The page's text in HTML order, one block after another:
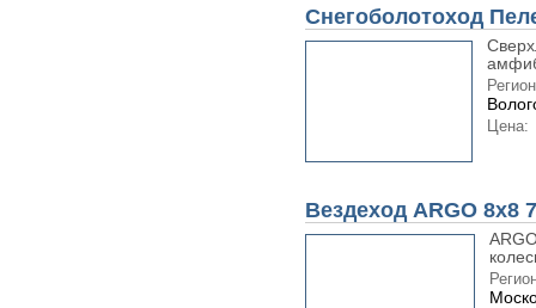
Снегоболотоход
Цена:
Вездеход ARGO 8x8